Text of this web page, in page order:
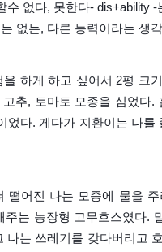
없다, 못한다- dis+ability
없는, 다른 능력이라는 생
하게 하고 싶어서 2평 크
추, 토마토 모종을 심었다
었다. 게다가 지환이는 나
떨어진 나는 모종에 물을
는 농장형 고무호스였다.
는 쓰레기를 갖다버리고